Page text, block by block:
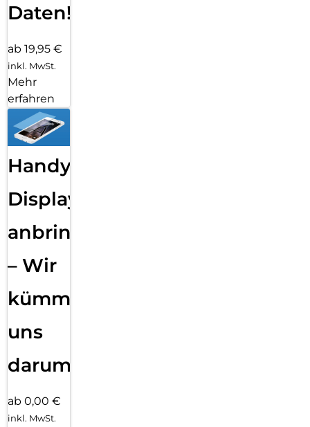
Daten!
ab 19,95 €
inkl. MwSt.
Mehr
erfahren
Handy
Displayfolie
anbringen
– Wir
kümmern
uns
darum!
ab 0,00 €
inkl. MwSt.